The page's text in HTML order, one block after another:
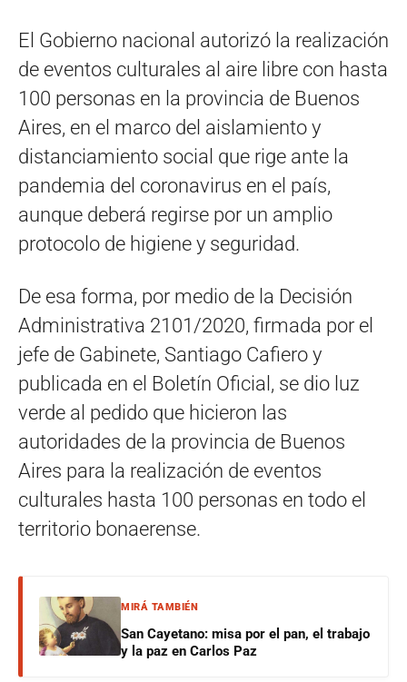
El Gobierno nacional autorizó la realización
de eventos culturales al aire libre con hasta
100 personas en la provincia de Buenos
Aires, en el marco del aislamiento y
distanciamiento social que rige ante la
pandemia del coronavirus en el país,
aunque deberá regirse por un amplio
protocolo de higiene y seguridad.
De esa forma, por medio de la Decisión
Administrativa 2101/2020, firmada por el
jefe de Gabinete, Santiago Cafiero y
publicada en el Boletín Oficial, se dio luz
verde al pedido que hicieron las
autoridades de la provincia de Buenos
Aires para la realización de eventos
culturales hasta 100 personas en todo el
territorio bonaerense.
MIRÁ TAMBIÉN
San Cayetano: misa por el pan, el trabajo
y la paz en Carlos Paz